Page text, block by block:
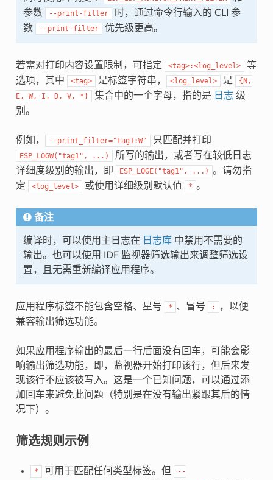
参数
--print-filter
时，通过命令行输入的 CLI 参
数
--print-filter 优先级更高。
若需对打印内容设置限制，可指定 <tag>:<log_level>
等
选项，其中
<tag> 是标签字符串， <log_level> 是
{N,
E,
W, I, D, V, *} 集合中的一个字母，指的是 日志级
别。
例如， --print_filter="tag1:W" 只匹配并打印
ESP_LOGW("tag1", ...)
所写的输出，或者写在较低日志
详细度级别的输出，即
ESP_LOGE("tag1", ...) 。请勿指
定
<log_level> 或使用详细级别默认值 * 。
备注
编译时，可以使用主日志在 日志库中禁用不需要的
输出。也可以使用 IDF 监视器筛选输出来调整筛选设
置，且无需重新编译应用程序。
应用程序标签不能包含空格、星号 * 、冒号 :
，以便
兼容输出筛选功能。
如果应用程序输出的最后一行后面没有回车，可能会影
响输出筛选功能，即，监视器开始打印该行，但后来发
现该行不应该被写入。这是一个已知问题，可以通过添
加回车来避免此问题（特别是在没有输出紧跟其后的情
况下）。
筛选规则示例
* 可用于匹配任何类型标签。但
--